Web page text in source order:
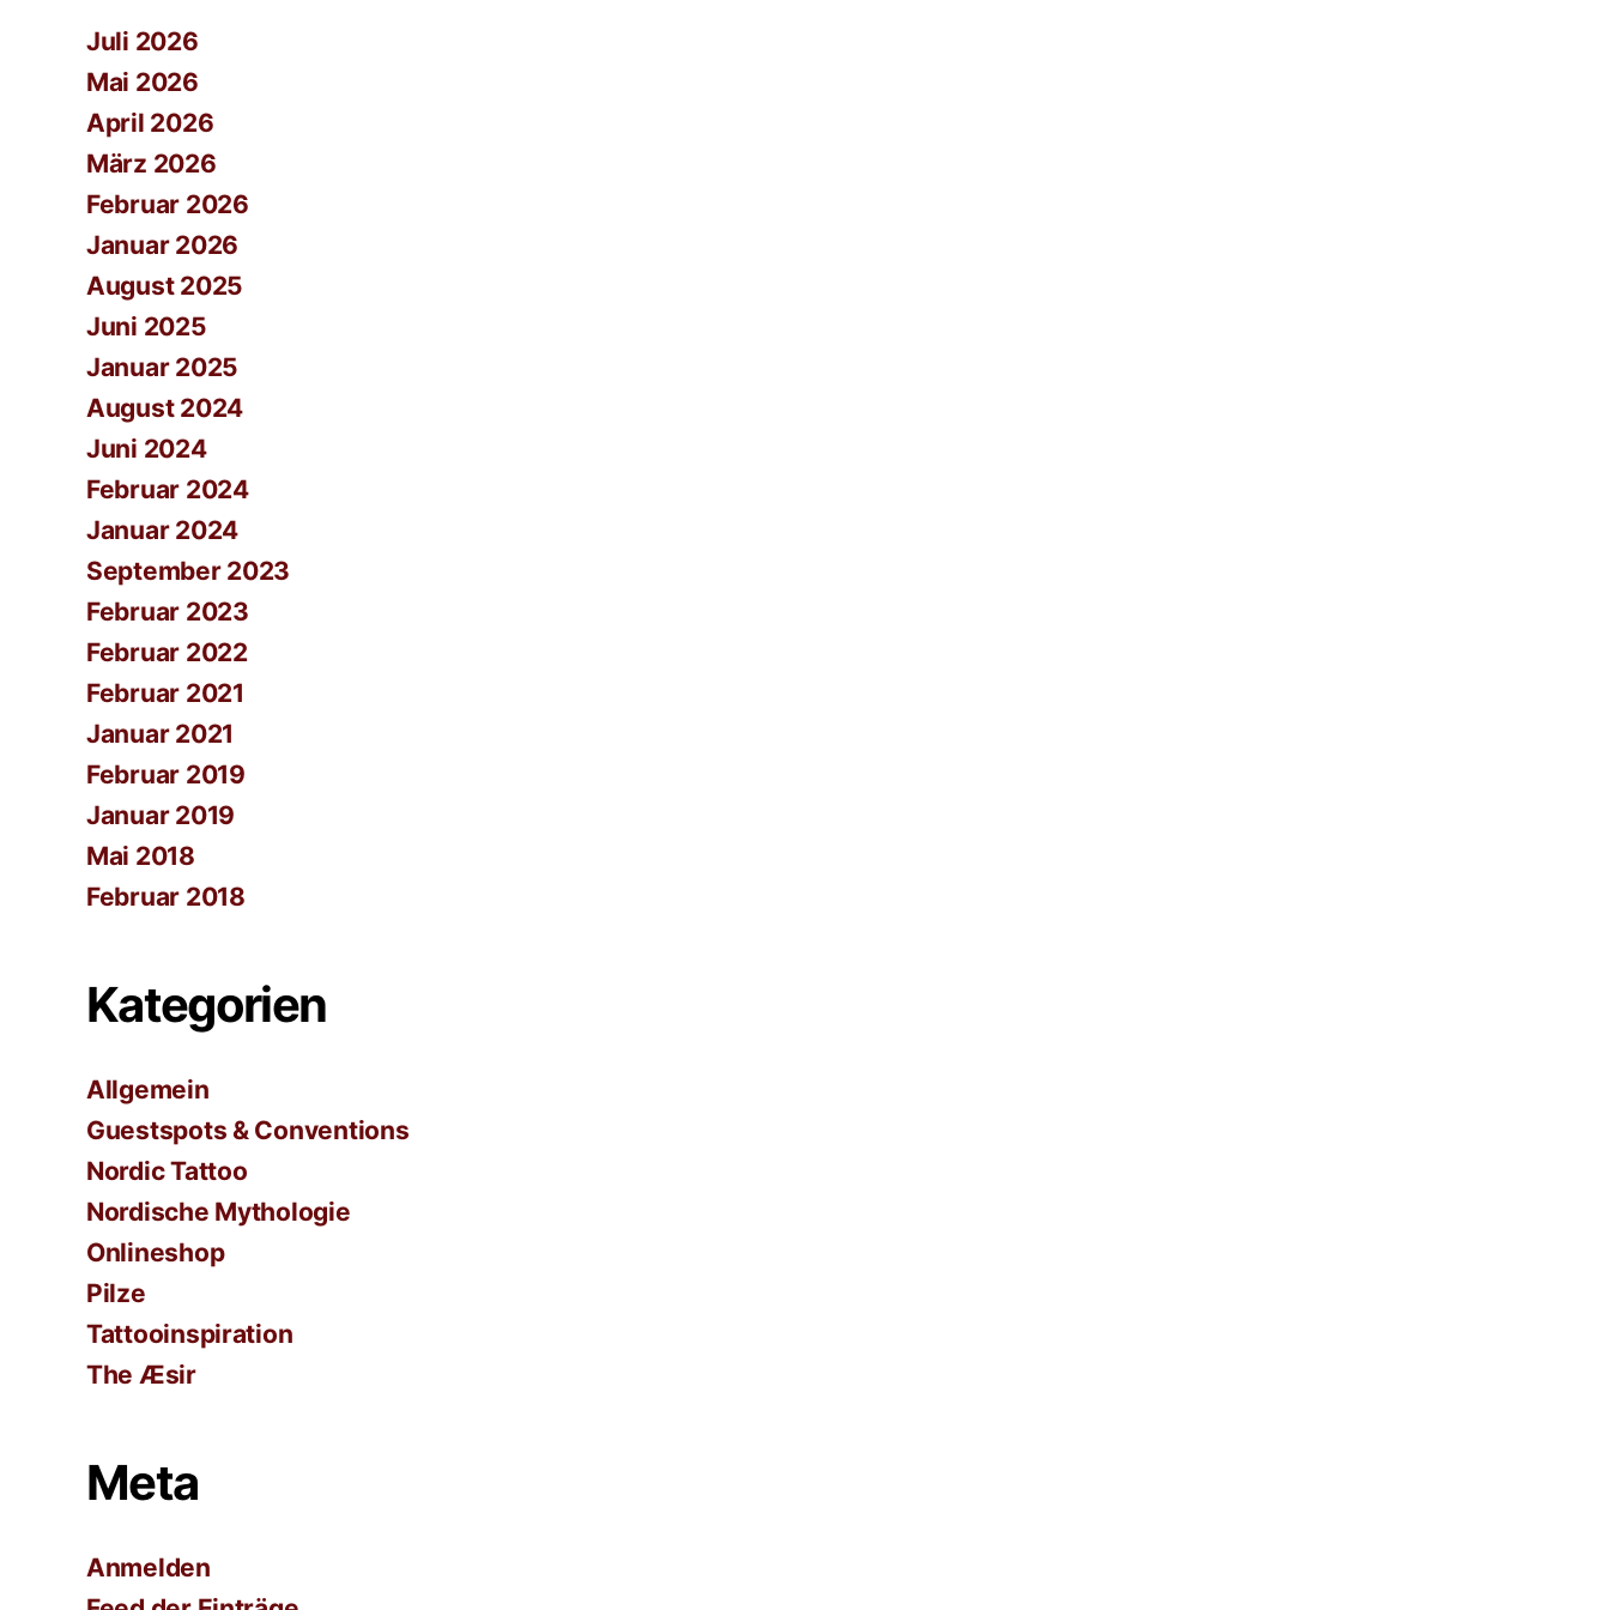
Juli 2026
Mai 2026
April 2026
März 2026
Februar 2026
Januar 2026
August 2025
Juni 2025
Januar 2025
August 2024
Juni 2024
Februar 2024
Januar 2024
September 2023
Februar 2023
Februar 2022
Februar 2021
Januar 2021
Februar 2019
Januar 2019
Mai 2018
Februar 2018
Kategorien
Allgemein
Guestspots & Conventions
Nordic Tattoo
Nordische Mythologie
Onlineshop
Pilze
Tattooinspiration
The Æsir
Meta
Anmelden